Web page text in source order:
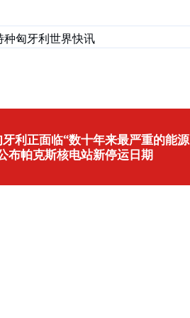
种匈牙利世界快讯
利正面临“数十年来最严重的能源
布帕克斯核电站新停运日期